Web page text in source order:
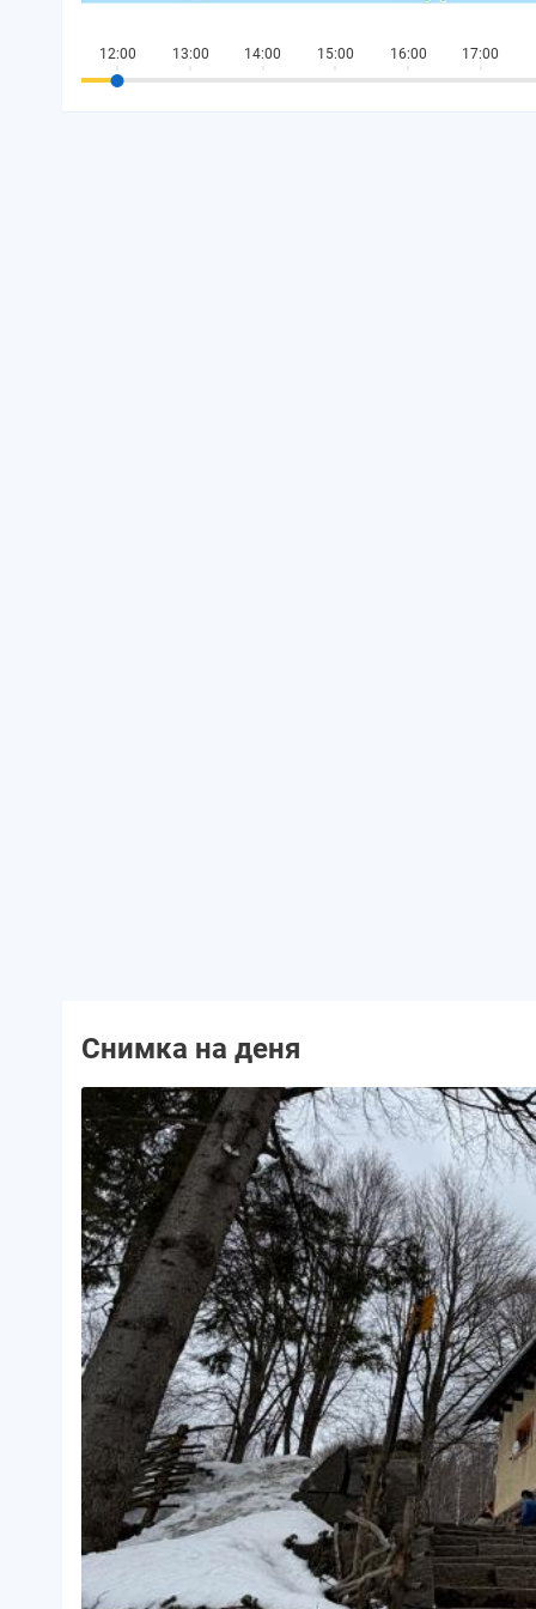
12:00 13:00 14:00 15:00 16:00 17:00
Снимка на деня